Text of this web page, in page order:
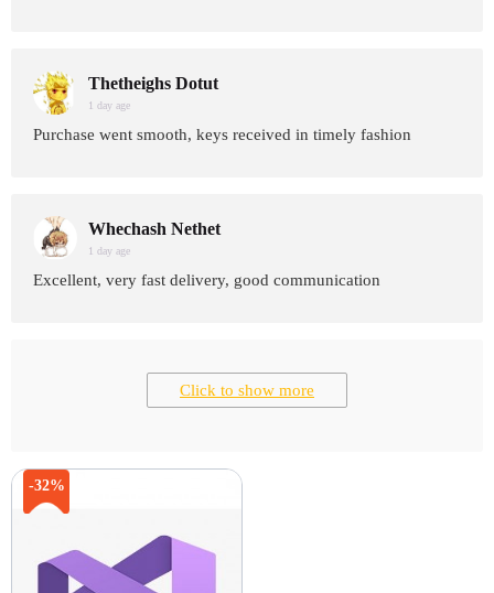
Thetheighs Dotut
1 day age
Purchase went smooth, keys received in timely fashion
Whechash Nethet
1 day age
Excellent, very fast delivery, good communication
Click to show more
-32%